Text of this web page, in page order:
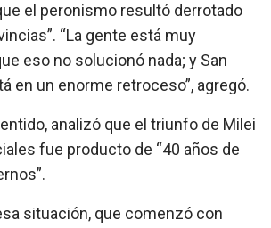
el peronismo resultó derrotado
“La gente está muy
eso no solucionó nada; y San
en un enorme retroceso”, agregó.
analizó que el triunfo de Milei
fue producto de “40 años de
situación, que comenzó con